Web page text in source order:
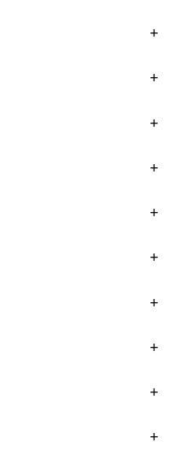
+
+
+
+
+
+
+
+
+
+